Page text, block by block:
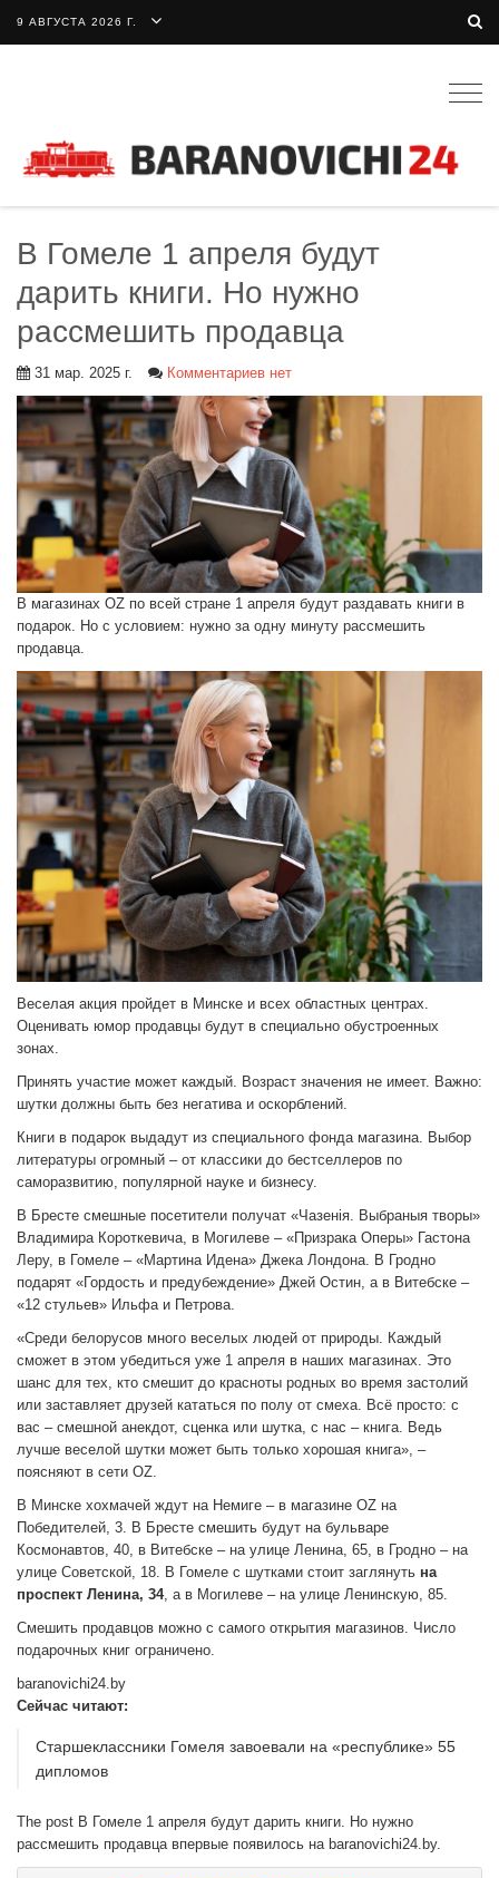
9 АВГУСТА 2026 Г.
В Гомеле 1 апреля будут
дарить книги. Но нужно
рассмешить продавца
31 мар. 2025 г. Комментариев нет
В магазинах OZ по всей стране 1 апреля будут раздавать книги в
подарок. Но с условием: нужно за одну минуту рассмешить
продавца.
Веселая акция пройдет в Минске и всех областных центрах.
Оценивать юмор продавцы будут в специально обустроенных
зонах.
Принять участие может каждый. Возраст значения не имеет. Важно:
шутки должны быть без негатива и оскорблений.
Книги в подарок выдадут из специального фонда магазина. Выбор
литературы огромный – от классики до бестселлеров по
саморазвитию, популярной науке и бизнесу.
В Бресте смешные посетители получат «Чазенiя. Выбраныя творы»
Владимира Короткевича, в Могилеве – «Призрака Оперы» Гастона
Леру, в Гомеле – «Мартина Идена» Джека Лондона. В Гродно
подарят «Гордость и предубеждение» Джей Остин, а в Витебске –
«12 стульев» Ильфа и Петрова.
«Среди белорусов много веселых людей от природы. Каждый
сможет в этом убедиться уже 1 апреля в наших магазинах. Это
шанс для тех, кто смешит до красноты родных во время застолий
или заставляет друзей кататься по полу от смеха. Всё просто: с
вас – смешной анекдот, сценка или шутка, с нас – книга. Ведь
лучше веселой шутки может быть только хорошая книга», –
поясняют в сети OZ.
В Минске хохмачей ждут на Немиге – в магазине OZ на
Победителей, 3. В Бресте смешить будут на бульваре
Космонавтов, 40, в Витебске – на улице Ленина, 65, в Гродно – на
улице Советской, 18. В Гомеле с шутками стоит заглянуть на
проспект Ленина, 34, а в Могилеве – на улице Ленинскую, 85.
Смешить продавцов можно с самого открытия магазинов. Число
подарочных книг ограничено.
baranovichi24.by
Сейчас читают:
Старшеклассники Гомеля завоевали на «республике» 55
дипломов
The post В Гомеле 1 апреля будут дарить книги. Но нужно
рассмешить продавца впервые появилось на baranovichi24.by.